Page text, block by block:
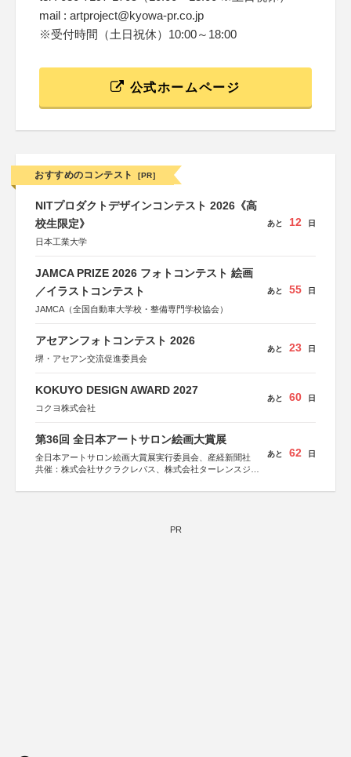
mail : artproject@kyowa-pr.co.jp
※受付時間（土日祝休）10:00～18:00
公式ホームページ
おすすめのコンテスト [PR]
NITプロダクトデザインコンテスト 2026《高
校生限定》
日本工業大学
あと 12 日
JAMCA PRIZE 2026 フォトコンテスト 絵画
／イラストコンテスト
JAMCA（全国自動車大学校・整備専門学校協会）
あと 55 日
アセアンフォトコンテスト 2026
堺・アセアン交流促進委員会
あと 23 日
KOKUYO DESIGN AWARD 2027
コクヨ株式会社
あと 60 日
第36回 全日本アートサロン絵画大賞展
全日本アートサロン絵画大賞展実行委員会、産経新聞社
共催：株式会社サクラクレパス、株式会社ターレンスジャ
あと 62 日
PR